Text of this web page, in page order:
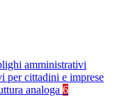
amministrativi
per cittadini e imprese
analoga 6